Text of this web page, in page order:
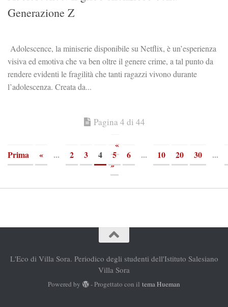
Generazione Z
Adolescence, la miniserie disponibile su Netflix, è un’esperienza
visiva ed emotiva che va ben oltre il genere crime, a tal punto da
rendere evidenti le fragilità che tanti ragazzi vivono durante
l’adolescenza. Creata da...
Pagina 4 di 44
«
Prima
« ... 2 3 4 5 6 ... 10 20 30
...
»
L'Eco di Villa Sora. Periodico degli studenti dell'Istituto Salesiano
Villa Sora
Powered by - Progettato con iltema Hueman